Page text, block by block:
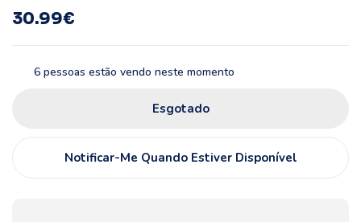
30.99€
6 pessoas estão vendo neste momento
Esgotado
Notificar-Me Quando Estiver Disponível